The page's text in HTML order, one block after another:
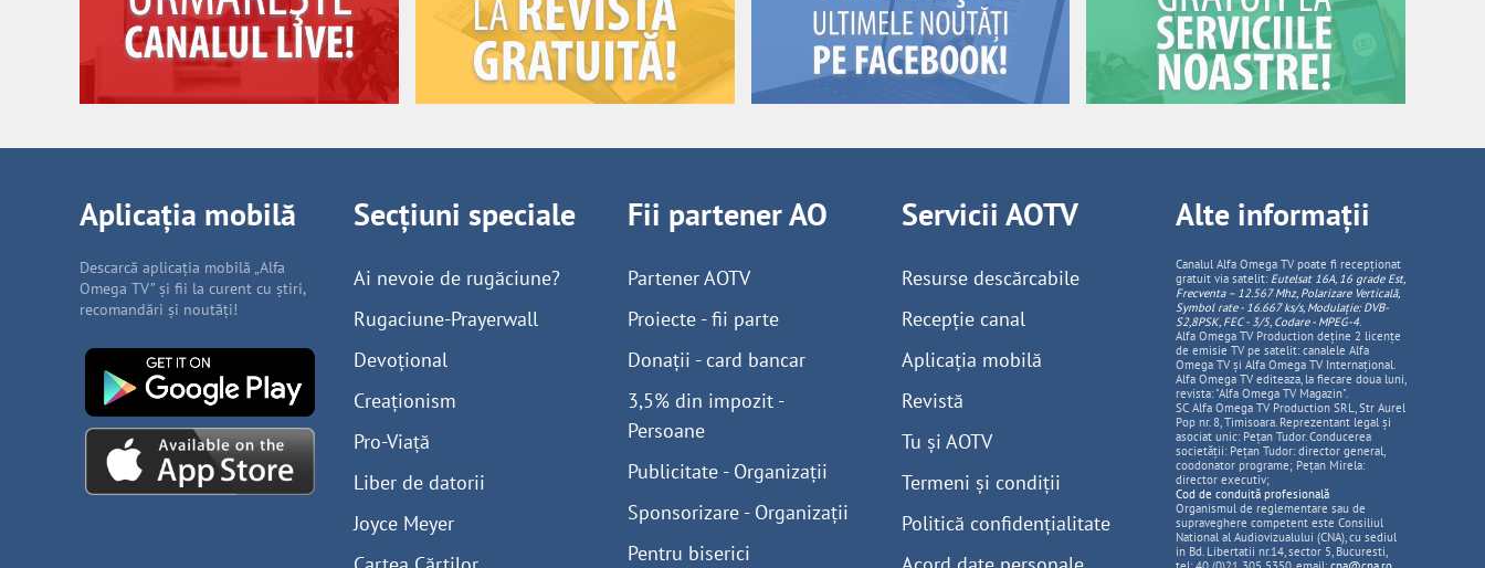
Aplicația mobilă
Descarcă aplicația mobilă „Alfa
Omega TV” și fii la curent cu știri,
recomandări și noutăți!
Secțiuni speciale
Ai nevoie de rugăciune?
Rugaciune-Prayerwall
Devoțional
Creaționism
Pro-Viață
Liber de datorii
Joyce Meyer
Fii partener AO
Partener AOTV
Proiecte - fii parte
Donații - card bancar
3,5% din impozit -
Persoane
Publicitate - Organizații
Sponsorizare - Organizații
Pentru biserici
Servicii AOTV
Resurse descărcabile
Recepție canal
Aplicația mobilă
Revistă
Tu și AOTV
Termeni și condiții
Politică confidențialitate
Alte informații
Canalul Alfa Omega TV poate fi recepționat
gratuit via satelit: Eutelsat 16A, 16 grade Est,
Frecventa – 12.567 Mhz, PolarizareVerticală,
Symbol rate - 16.667 ks/s, Modulație: DVB-
S2,8PSK, FEC - 3/5, Codare - MPEG-4.
Alfa Omega TV Production deține 2 licențe
de emisie TV pe satelit: canalele Alfa
Omega TV și Alfa Omega TV Internațional.
Alfa Omega TV editeaza, la fiecare doua luni,
revista: "Alfa Omega TV Magazin".
SC Alfa Omega TV Production SRL, Str Aurel
Pop nr. 8, Timisoara. Reprezentant legal și
asociat unic: Pețan Tudor. Conducerea
societății: Pețan Tudor: director general,
coodonator programe; Pețan Mirela:
director executiv;
Cod de conduită profesională
Organismul de reglementare sau de
supraveghere competent este Consiliul
National al Audiovizualului (CNA), cu sediul
in Bd. Libertatii nr.14, sector 5, Bucuresti,